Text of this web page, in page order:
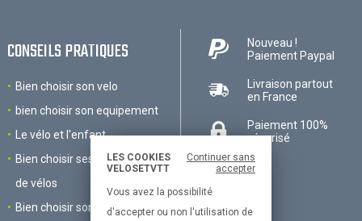
LES COOKIES
VELOSETVTT
Continuer sans
accepter
Vous avez la possibilité
d'accepter ou non l'utilisation de
CONSEILS PRATIQUES
Bien choisir son velo
bien choisir son equipement
Le vélo et l'enfant
Bien choisir ses accessoires
de vélos
Bien choisir son VTT
Nouveau !
Paiement Paypal
Livraison partout
en France
Paiement 100%
sécurisé